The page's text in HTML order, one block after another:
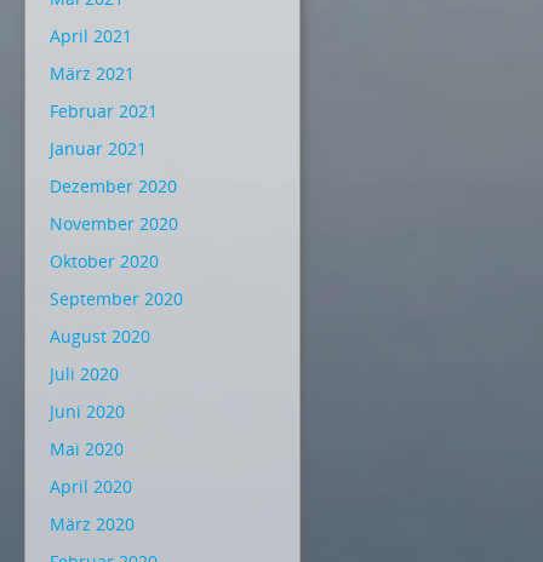
April 2021
März 2021
Februar 2021
Januar 2021
Dezember 2020
November 2020
Oktober 2020
September 2020
August 2020
Juli 2020
Juni 2020
Mai 2020
April 2020
März 2020